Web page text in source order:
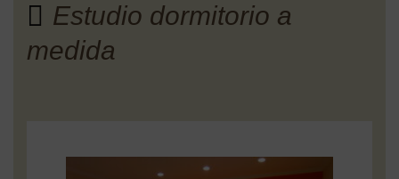
Estudio dormitorio a
medida